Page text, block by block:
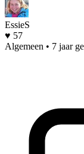
EssieS
♥ 57
Algemeen • 7 jaar